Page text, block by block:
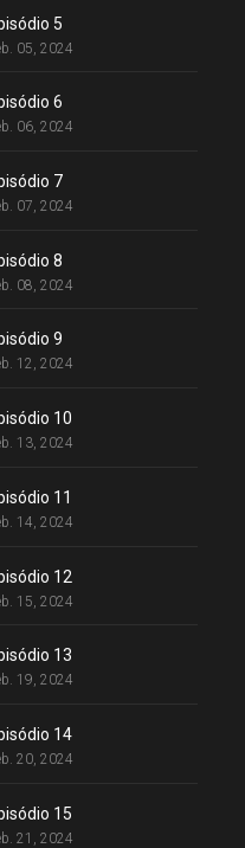
5
05, 2024
6
06, 2024
7
07, 2024
8
08, 2024
9
12, 2024
10
13, 2024
11
14, 2024
12
15, 2024
13
19, 2024
14
20, 2024
15
21, 2024